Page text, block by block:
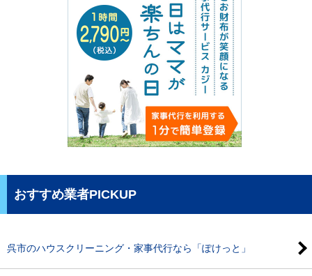
おすすめ業者PICKUP
呉市のハウスクリーニング・家事代行なら「ぽけっと」